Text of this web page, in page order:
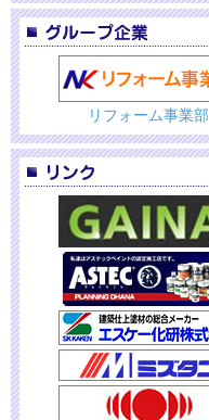
リフォーム事業部